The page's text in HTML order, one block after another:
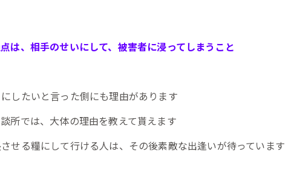
は、相手のせいにして、被害者に浸ってしまうこと
したいと言った側にも理由があります
所では、大体の理由を教えて貰えます
せる糧にして行ける人は、その後素敵な出逢いが待っています